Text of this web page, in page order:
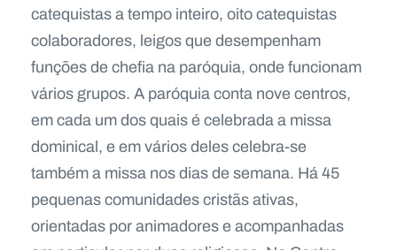
catequistas a tempo inteiro, oito catequistas
colaboradores, leigos que desempenham
funções de chefia na paróquia, onde funcionam
vários grupos. A paróquia conta nove centros,
em cada um dos quais é celebrada a missa
dominical, e em vários deles celebra-se
também a missa nos dias de semana. Há 45
pequenas comunidades cristãs ativas,
orientadas por animadores e acompanhadas